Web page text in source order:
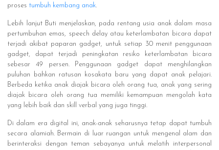
proses tumbuh kembang anak.
Lebih lanjut Buti menjelaskan, pada rentang usia anak dalam masa
pertumbuhan emas, speech delay atau keterlambatan bicara dapat
terjadi akibat paparan gadget, untuk setiap 30 menit penggunaan
gadget, dapat terjadi peningkatan resiko keterlambatan bicara
sebesar 49 persen. Penggunaan gadget dapat menghilangkan
puluhan bahkan ratusan kosakata baru yang dapat anak pelajari.
Berbeda ketika anak diajak bicara oleh orang tua, anak yang sering
diajak bicara oleh orang tua memiliki kemampuan mengolah kata
yang lebih baik dan skill verbal yang juga tinggi.
Di dalam era digital ini, anak-anak seharusnya tetap dapat tumbuh
secara alamiah. Bermain di luar ruangan untuk mengenal alam dan
berinteraksi dengan teman sebayanya untuk melatih interpersonal